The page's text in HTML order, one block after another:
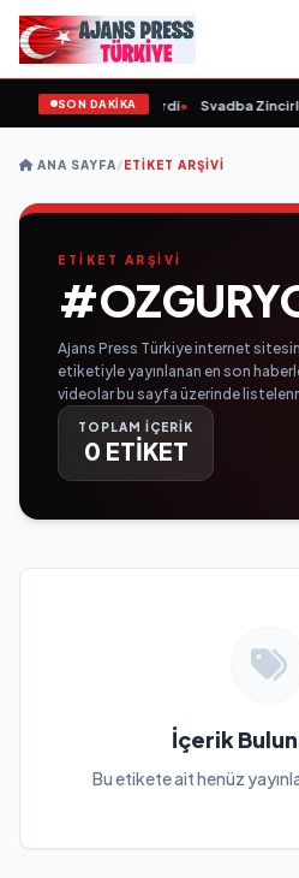
SON DAKİKA
yaşında yaşamını yitirdi• Svadba
ANA SAYFA/ETIKET ARŞIVI
ETİKET ARŞİVİ
Ajans Press Türkiye internet
etiketiyle yayınlanan en son
videolar bu sayfa üzerinde
TOPLAM İÇERİK
0 ETİKET
İçerik
Bu etikete ait henüz